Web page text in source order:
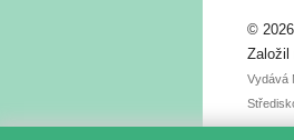
© 2026
Založil
Vydává